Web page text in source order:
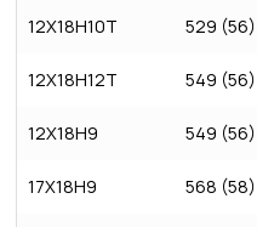
12X18Н10Т 529 (56)
12Х18Н12Т 549 (56)
12X18Н9 549 (56)
17X18Н9 568 (58)